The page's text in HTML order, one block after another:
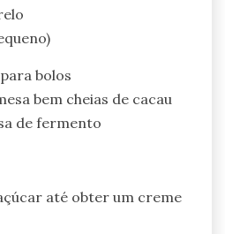
bolos
bem cheias de cacau
de fermento
até obter um creme